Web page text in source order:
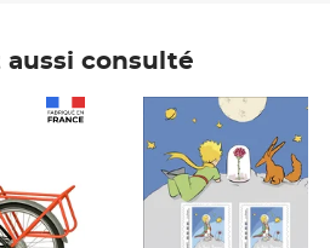
aussi consulté
Prix 6,25€ HT